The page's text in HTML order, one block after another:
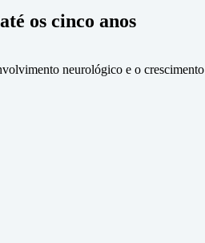
os cinco anos
neurológico e o crescimento